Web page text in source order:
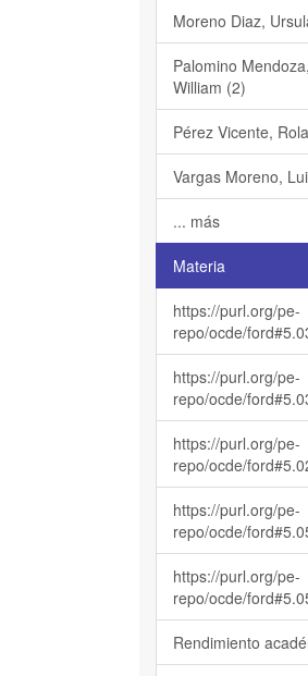
Moreno Diaz,
Palomino
William (2)
Pérez Vicente,
Vargas Moreno,
... más
Materia
https://purl.org/pe-
repo/ocde/
https://purl.org/pe-
repo/ocde/
https://purl.org/pe-
repo/ocde/
https://purl.org/pe-
repo/ocde/
https://purl.org/pe-
repo/ocde/
Rendimiento